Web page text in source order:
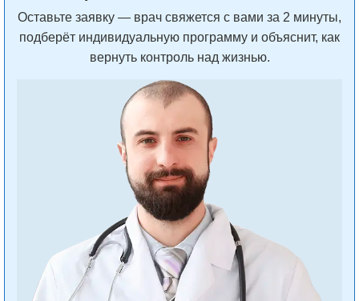
Оставьте заявку — врач свяжется с вами за 2 минуты,
подберёт индивидуальную программу и объяснит, как
вернуть контроль над жизнью.